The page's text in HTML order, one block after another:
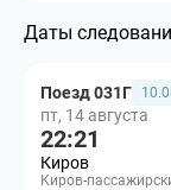
Даты
Поезд 031Г
пт, 14 августа
22:21
Киров
Киров-